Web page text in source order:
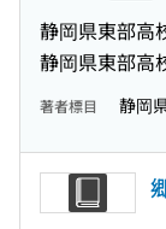
静岡県東部高
静岡県東部高
著者標目 静岡